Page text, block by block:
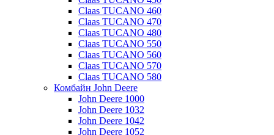
Claas TUCANO 460
Claas TUCANO 470
Claas TUCANO 480
Claas TUCANO 550
Claas TUCANO 560
Claas TUCANO 570
Claas TUCANO 580
Комбайн John Deere
John Deere 1000
John Deere 1032
John Deere 1042
John Deere 1052